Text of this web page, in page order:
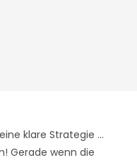
klare Strategie ...
Gerade wenn die